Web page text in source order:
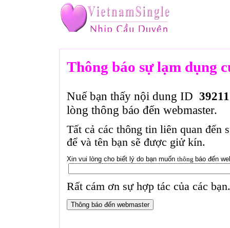
Thông báo sự lạm dụng
Nuế bạn thấy nội dung ID
lòng thông báo đến webmaster.
Tất cả các thông tin liên quan đến
để và tên bạn sẽ được giử kín.
Xin vui lòng cho biết lý do bạn muốn thông báo đến
Rất cám ơn sự hợp tác của các bạn.